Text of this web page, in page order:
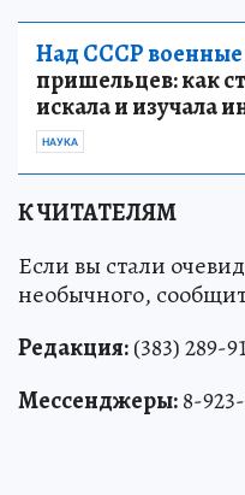
Над СССР военные
пришельцев: как
искала и изучала
НАУКА
К ЧИТАТЕЛЯМ
Если вы стали
необычного,
Редакция:(383) 289-
Мессенджеры:8-